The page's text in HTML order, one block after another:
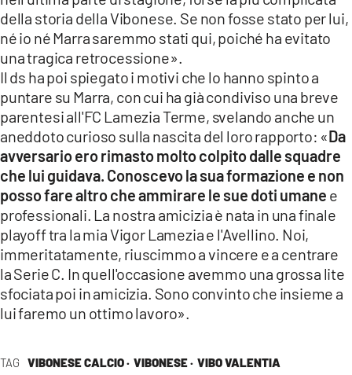
TAG VIBONESE CALCIO · VIBONESE · VIBO VALENTIA
della storia della Vibonese. Se non fosse stato per lui,
né io né Marra saremmo stati qui, poiché ha evitato
una tragica retrocessione».
Il ds ha poi spiegato i motivi che lo hanno spinto a
puntare su Marra, con cui ha già condiviso una breve
parentesi all'FC Lamezia Terme, svelando anche un
aneddoto curioso sulla nascita del loro rapporto: «Da
avversario ero rimasto molto colpito dalle squadre
che lui guidava. Conoscevo la sua formazione e non
posso fare altro che ammirare le sue doti umane e
professionali. La nostra amicizia è nata in una finale
playoff tra la mia Vigor Lamezia e l'Avellino. Noi,
immeritatamente, riuscimmo a vincere e a centrare
la Serie C. In quell'occasione avemmo una grossa lite
sfociata poi in amicizia. Sono convinto che insieme a
lui faremo un ottimo lavoro».